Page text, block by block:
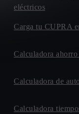
eléctricos
Carga tu CUPRA
Calculadora
Calculadora de
Calculadora